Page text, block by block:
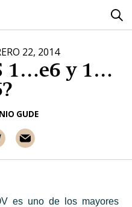
22, 2014
1…e6 y 1…
GUDE
es uno de los mayores